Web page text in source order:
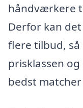
håndværkere
Derfor kan
flere tilbud,
prisklassen
bedst